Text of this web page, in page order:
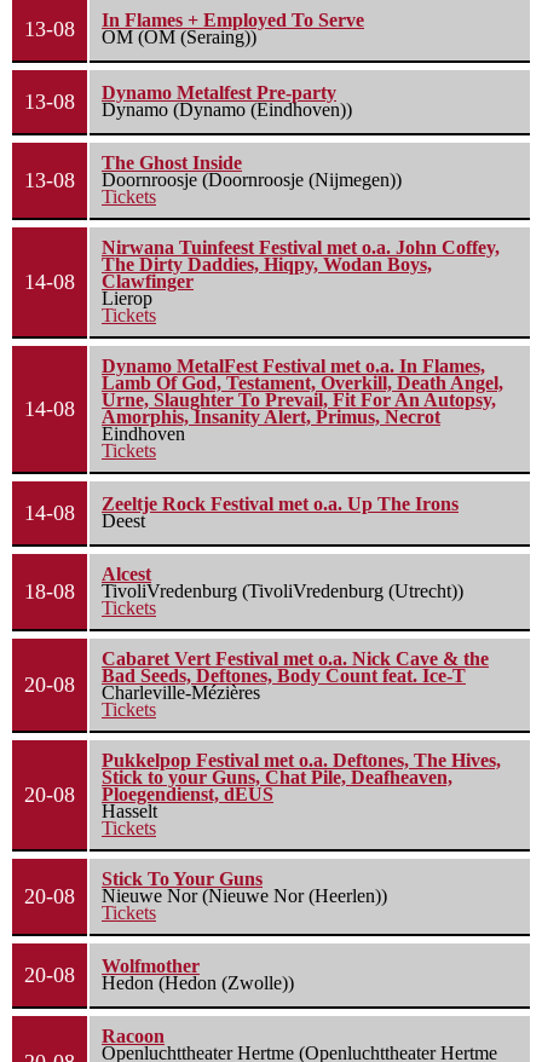
13-08
In Flames + Employed To Serve
OM (OM (Seraing))
13-08
Dynamo Metalfest Pre-party
Dynamo (Dynamo (Eindhoven))
13-08
The Ghost Inside
Doornroosje (Doornroosje (Nijmegen))
Tickets
14-08
Nirwana Tuinfeest Festival met o.a. John Coffey,
The Dirty Daddies, Hiqpy, Wodan Boys,
Clawfinger
Lierop
Tickets
14-08
Dynamo MetalFest Festival met o.a. In Flames,
Lamb Of God, Testament, Overkill, Death Angel,
Urne, Slaughter To Prevail, Fit For An Autopsy,
Amorphis, Insanity Alert, Primus, Necrot
Eindhoven
Tickets
14-08
Zeeltje Rock Festival met o.a. Up The Irons
Deest
18-08
Alcest
TivoliVredenburg (TivoliVredenburg (Utrecht))
Tickets
20-08
Cabaret Vert Festival met o.a. Nick Cave & the
Bad Seeds, Deftones, Body Count feat. Ice-T
Charleville-Mézières
Tickets
20-08
Pukkelpop Festival met o.a. Deftones, The Hives,
Stick to your Guns, Chat Pile, Deafheaven,
Ploegendienst, dEUS
Hasselt
Tickets
20-08
Stick To Your Guns
Nieuwe Nor (Nieuwe Nor (Heerlen))
Tickets
20-08
Wolfmother
Hedon (Hedon (Zwolle))
Racoon
Openluchttheater Hertme (Openluchttheater Hertme